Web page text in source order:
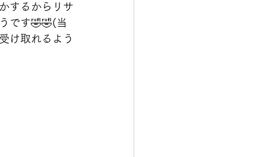
するからリサ
です🤣🤣(当
け取れるよう